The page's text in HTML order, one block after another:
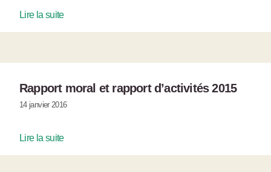
Lire la suite
Rapport moral et rapport d’activités 2015
14 janvier 2016
Lire la suite